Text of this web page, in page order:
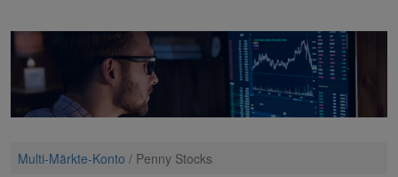
Multi-Märkte-Konto / Penny Stocks